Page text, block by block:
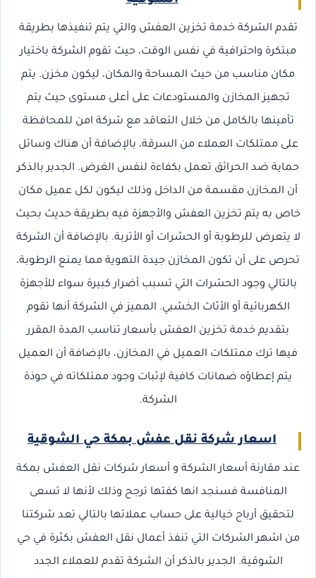
تقدم الشركة خدمة تخزين العفش والتي يتم تنفيذها بطريقة
مبتكرة واحترافية في نفس الوقت، حيث تقوم الشركة باختيار
مكان مناسب من حيث المساحة والمكان، ليكون مخزن. يتم
تجهيز المخازن والمستودعات على أعلى مستوى حيث يتم
تأمينها بالكامل من خلال التعاقد مع شركة امن للمحافظة
على ممتلكات العملاء من السرقة، بالإضافة أن هناك وسائل
حماية ضد الحرائق تعمل بكفاءة لنفس الغرض. الجدير بالذكر
أن المخازن مقسمة من الداخل وذلك ليكون لكل عميل مكان
خاص به يتم تخزين العفش والأجهزة فيه بطريقة حديث بحيث
لا يتعرض للرطوبة أو الحشرات أو الأتربة. بالإضافة أن الشركة
تحرص على أن تكون المخازن جيدة التهوية مما يمنع الرطوبة،
بالتالي وجود الحشرات التي تسبب أضرار كبيرة سواء للأجهزة
الكهربائية أو الأثاث الخشبي. المميز في الشركة أنها تقوم
بتقديم خدمة تخزين العفش بأسعار تناسب المدة المقرر
فيها ترك ممتلكات العميل في المخازن، بالإضافة أن العميل
يتم إعطاؤه ضمانات كافية لإثبات وجود ممتلكاته في حوذة
الشركة.
اسعار شركة نقل عفش بمكة حي الشوقية
عند مقارنة أسعار الشركة و أسعار شركات نقل العفش بمكة
المنافسة فسنجد انها كفتها ترجح وذلك لأنها لا تسعى
لتحقيق أرباح خيالية على حساب عملائها بالتالي تعد شركتنا
من اشهر الشركات التي تنفذ أعمال نقل العفش بكثرة في حي
الشوقية. الجدير بالذكر أن الشركة تقدم للعملاء الجدد